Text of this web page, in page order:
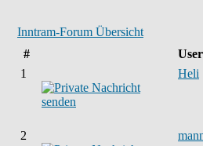
Inntram-Forum Übersicht
#
1
Heli
2